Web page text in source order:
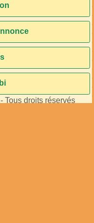
Tous droits réservés